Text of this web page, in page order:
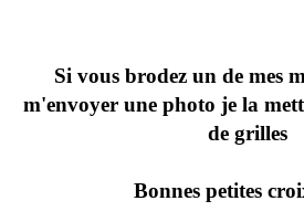
Si vous brodez un de mes
m'envoyer une photo je la
de grilles
Bonnes petites